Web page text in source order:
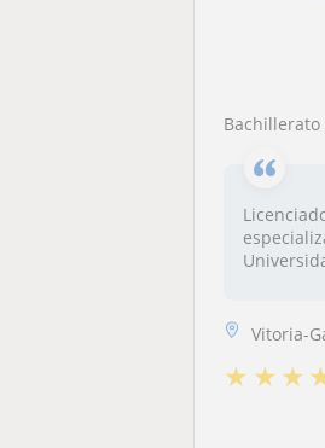
Bachillerato y Universidad:
Vitoria-Gasteiz,
★ ★★